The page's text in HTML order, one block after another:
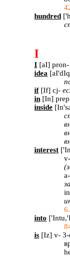
hundred [
I
I [aI] pron-
idea [aI'dIq
if[If] cj-
in [In]
inside [
interest ['
v-
a-
into [
is [Iz] v- 3-